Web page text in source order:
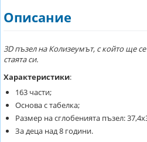
Описание
3D пъзел на Колизеумът, с който ще
стаята си.
Характеристики:
163 части;
Основа с табелка;
Размер на сглобенията пъзел:
За деца над 8 години.